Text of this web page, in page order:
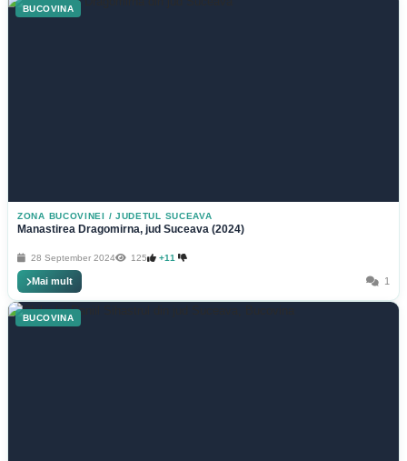
BUCOVINA
ZONA BUCOVINEI / JUDETUL SUCEAVA
Manastirea Dragomirna, jud Suceava (2024)
28 September 2024 125 +11
Mai mult 1
BUCOVINA